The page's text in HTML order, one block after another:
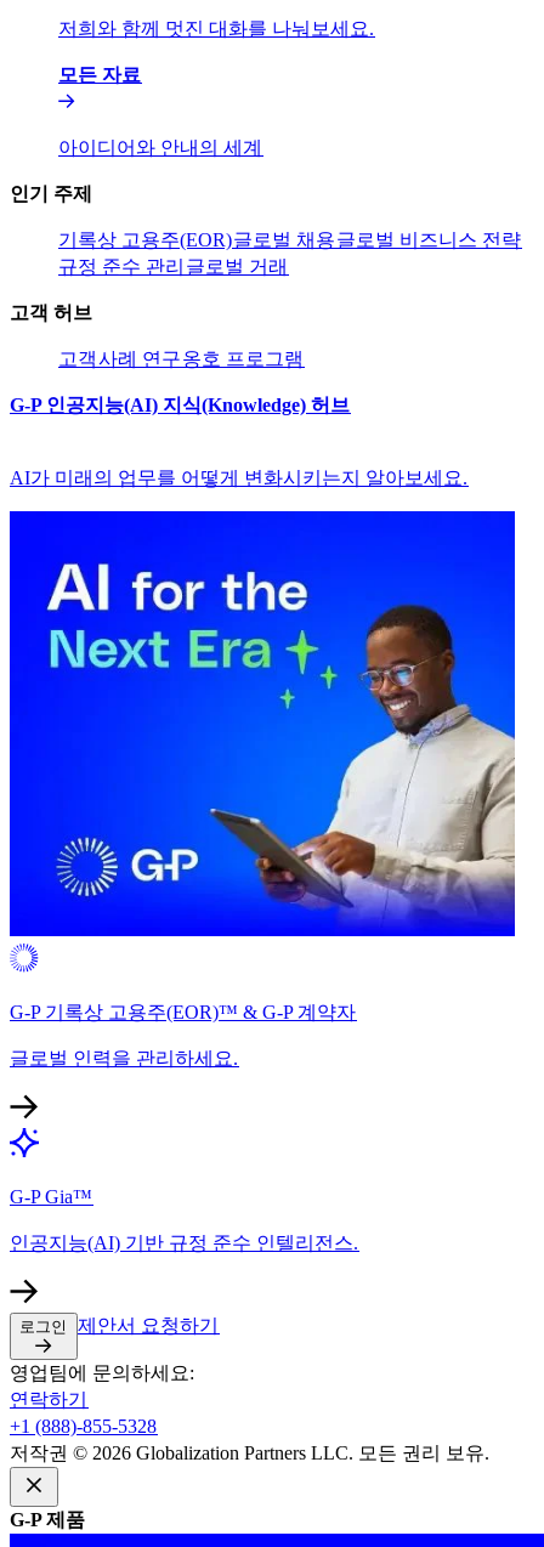
저희와 함께 멋진 대화를 나눠보세요.​​
모든 자료​​
아이디어와 안내의 세계​​
인기 주제​​
기록상 고용주(EOR)​​글로벌 채용​​글로벌 비즈니스 전략​​
규정 준수 관리​​ 글로벌 거래​​
고객 허브​​
고객​​사례 연구​​옹호 프로그램​​
G-P 인공지능(AI) 지식(Knowledge) 허브​​
AI가 미래의 업무를 어떻게 변화시키는지 알아보세요.​​
G-P 기록상 고용주(EOR)™ & G-P 계약자​​
글로벌 인력을 관리하세요.​​
G-P Gia™​​
인공지능(AI) 기반 규정 준수 인텔리전스.​​
로그인​​ 제안서 요청하기​​
영업팀에 문의하세요:​​
연락하기​​
+1 (888)-855-5328​​
저작권 © 2026 Globalization Partners LLC. 모든 권리 보유.​​
G-P 제품​​